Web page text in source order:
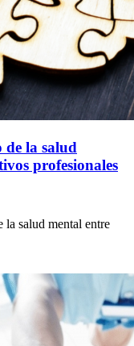
de la salud
profesionales
la salud mental entre